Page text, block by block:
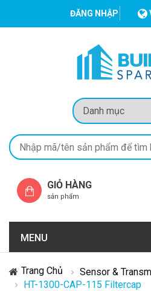
ĐĂNG NHẬP
GIỎ HÀNG
sản phẩm
MENU
Trang Chủ
Sensor &
HT-1300-CAP-115 Filtercap